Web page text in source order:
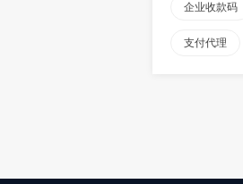
企业收款码
支付代理